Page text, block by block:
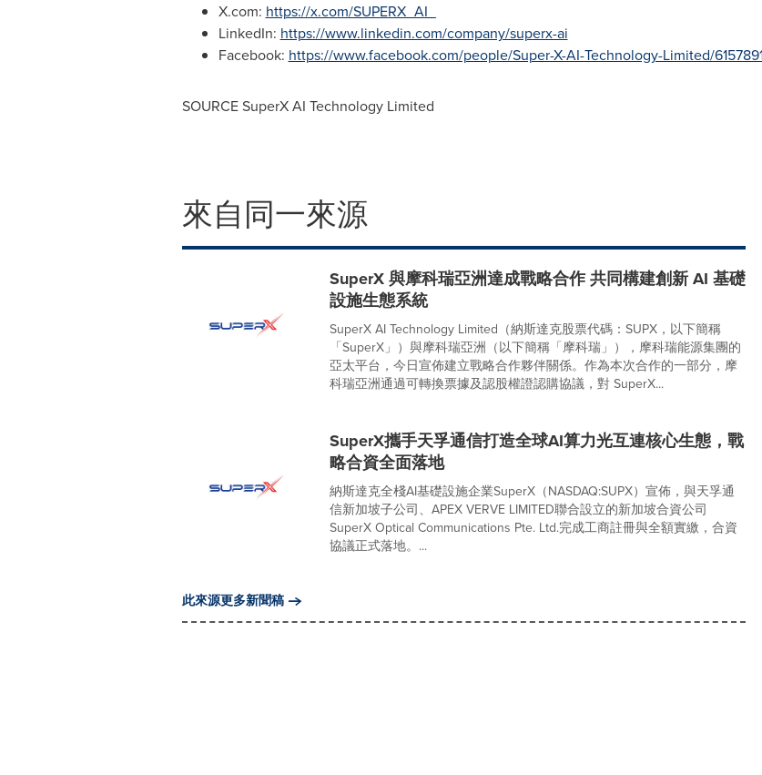
X.com: https://x.com/SUPERX_AI_
LinkedIn: https://www.linkedin.com/company/superx-ai
Facebook: https://www.facebook.com/people/Super-X-AI-Technology-Limited/
SOURCE SuperX AI Technology Limited
來自同一來源
SuperX 與摩科瑞亞洲達成戰略合作 共同構建創新 AI 基礎
設施生態系統
SuperX AI Technology Limited（納斯達克股票代碼：SUPX，以下簡稱
「SuperX」）與摩科瑞亞洲（以下簡稱「摩科瑞」），摩科瑞能源集團的
亞太平台，今日宣佈建立戰略合作夥伴關係。作為本次合作的一部分，摩
科瑞亞洲通過可轉換票據及認股權證認購協議，對 SuperX...
SuperX攜手天孚通信打造全球AI算力光互連核心生態，戰
略合資全面落地
納斯達克全棧AI基礎設施企業SuperX（NASDAQ:SUPX）宣佈，與天孚通
信新加坡子公司、APEX VERVE LIMITED聯合設立的新加坡合資公司
SuperX Optical Communications Pte. Ltd.完成工商註冊與全額實繳，合資
協議正式落地。...
此來源更多新聞稿